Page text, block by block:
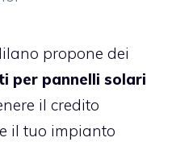
propone dei
per pannelli solari
il credito
il tuo impianto